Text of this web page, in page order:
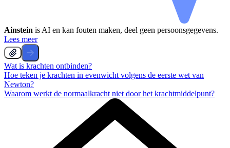
Ainstein is AI en kan fouten maken, deel geen persoonsgegevens.
Lees meer
Wat is krachten ontbinden?
Hoe teken je krachten in evenwicht volgens de eerste wet van
Newton?
Waarom werkt de normaalkracht niet door het krachtmiddelpunt?